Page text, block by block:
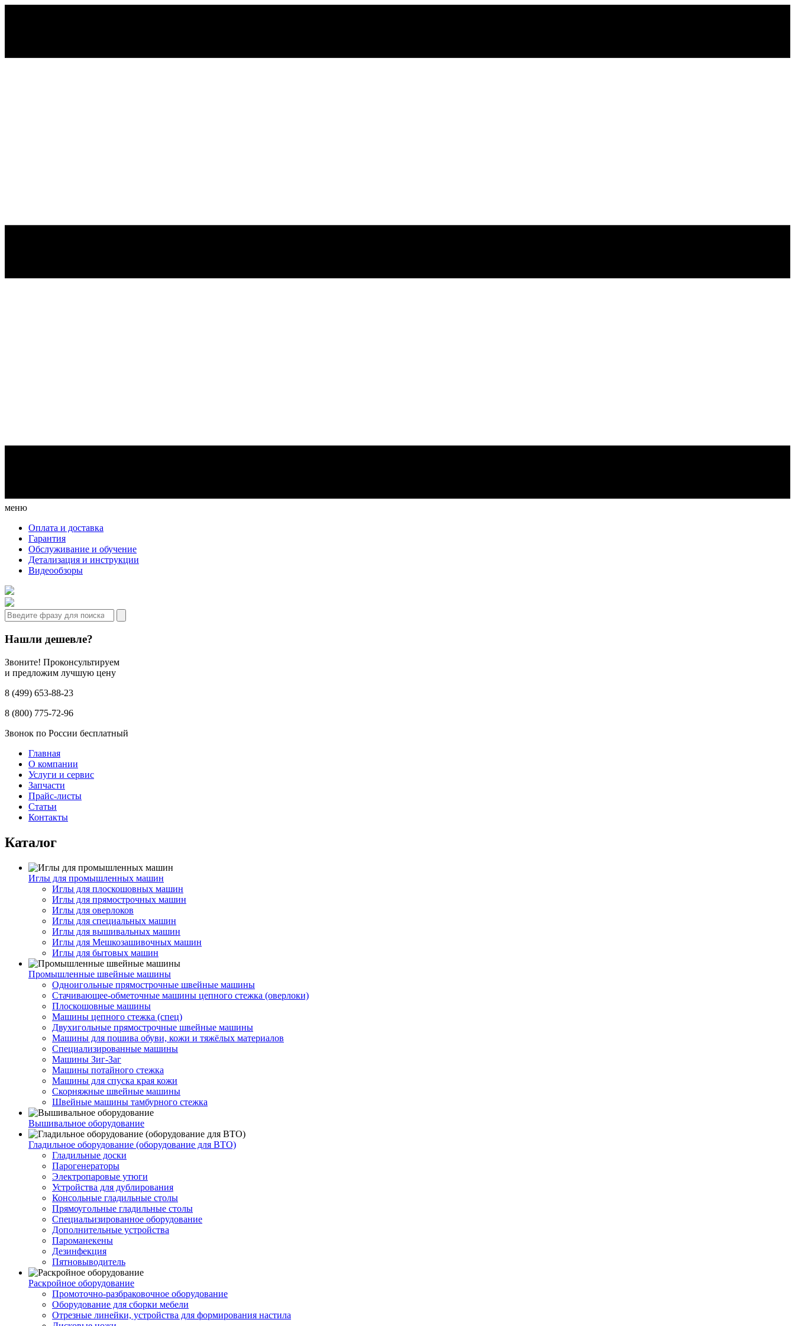
меню
Оплата и доставка
Гарантия
Обслуживание и обучение
Детализация и инструкции
Видеообзоры
Нашли дешевле?
Звоните! Проконсультируем
и предложим лучшую цену
8 (499) 653-88-23
8 (800) 775-72-96
Звонок по России бесплатный
Главная
О компании
Услуги и сервис
Запчасти
Прайс-листы
Статьи
Контакты
Каталог
Иглы для промышленных машин
Иглы для плоскошовных машин
Иглы для прямострочных машин
Иглы для оверлоков
Иглы для специальных машин
Иглы для вышивальных машин
Иглы для Мешкозашивочных машин
Иглы для бытовых машин
Промышленные швейные машины
Одноигольные прямострочные швейные машины
Стачивающее-обметочные машины цепного стежка (оверлоки)
Плоскошовные машины
Машины цепного стежка (спец)
Двухигольные прямострочные швейные машины
Машины для пошива обуви, кожи и тяжёлых материалов
Специализированные машины
Машины Зиг-Заг
Машины потайного стежка
Машины для спуска края кожи
Скорняжные швейные машины
Швейные машины тамбурного стежка
Вышивальное оборудование
Гладильное оборудование (оборудование для ВТО)
Гладильные доски
Парогенераторы
Электропаровые утюги
Устройства для дублирования
Консольные гладильные столы
Прямоугольные гладильные столы
Специальизированное оборудование
Дополнительные устройства
Пароманекены
Дезинфекция
Пятновыводитель
Раскройное оборудование
Промоточно-разбраковочное оборудование
Оборудование для сборки мебели
Отрезные линейки, устройства для формирования настила